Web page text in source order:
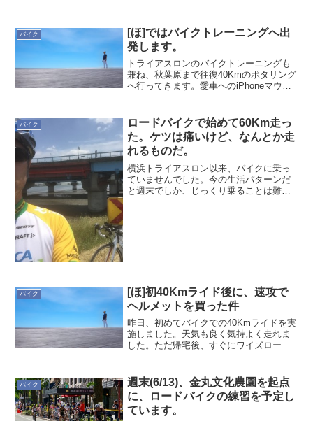
バイク
[ほ]ではバイクトレーニングへ出
発します。
トライアスロンのバイクトレーニングも
兼ね、秋葉原まで往復40Kmのポタリング
へ行ってきます。愛車へのiPhoneマウン
バイク
ロードバイクで始めて60Km走っ
た。ケツは痛いけど、なんとか走
れるものだ。
横浜トライアスロン以来、バイクに乗っ
ていませんでした。今の生活パターンだ
と週末でしか、じっくり乗ることは難し
バイク
[ほ]初40Kmライド後に、速攻で
ヘルメットを買った件
昨日、初めてバイクでの40Kmライドを実
施しました。天気も良く気持よく走れま
した。ただ帰宅後、すぐにワイズロード
らです。ある程度のスピードで走るとな
ると危険が伴うようです...
バイク
週末(6/13)、金丸文化農園を起点
に、ロードバイクの練習を予定し
ています。